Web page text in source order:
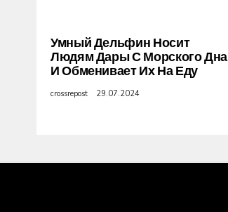
Умный Дельфин Носит
Людям Дары С Морского Дна
И Обменивает Их На Еду
crossrepost 29.07.2024